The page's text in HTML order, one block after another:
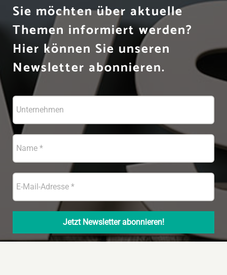
Sie möchten über aktuelle
Themen informiert werden?
Hier können Sie unseren
Newsletter abonnieren.